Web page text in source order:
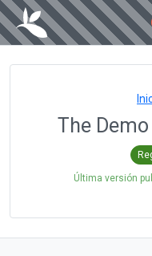
The
Última versión